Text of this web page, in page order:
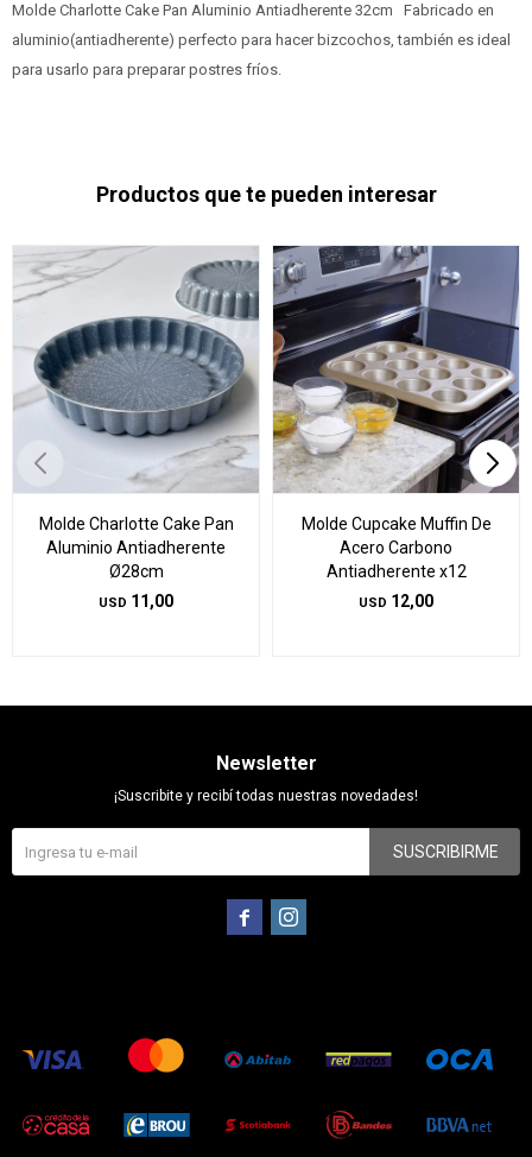
Molde Charlotte Cake Pan Aluminio Antiadherente 32cm Fabricado en
aluminio(antiadherente) perfecto para hacer bizcochos, también es ideal
para usarlo para preparar postres fríos.
Productos que te pueden interesar
Molde Charlotte Cake Pan
Aluminio Antiadherente
Ø28cm
USD 11,00
Molde Cupcake Muffin De
Acero Carbono
Antiadherente x12
USD 12,00
Newsletter
¡Suscribite y recibí todas nuestras novedades!
SUSCRIBIRME
 